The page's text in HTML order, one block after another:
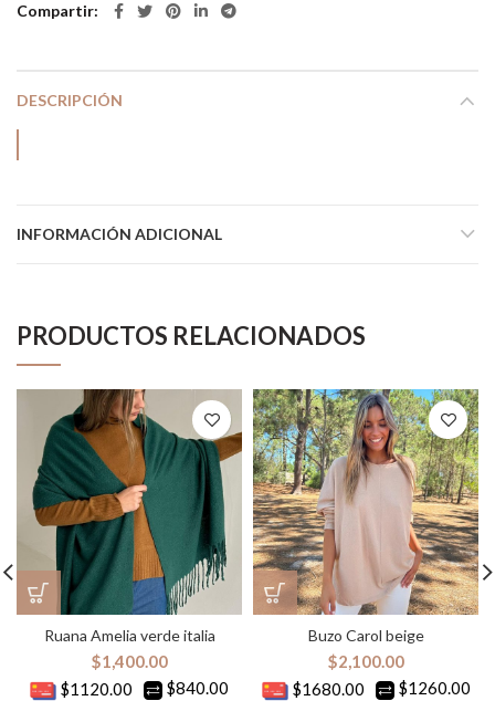
Compartir
DESCRIPCIÓN
INFORMACIÓN ADICIONAL
PRODUCTOS RELACIONADOS
Ruana Amelia verde italia
$1,400.00
$1120.00
$840.00
Buzo Carol beige
$2,100.00
$1680.00
$1260.00